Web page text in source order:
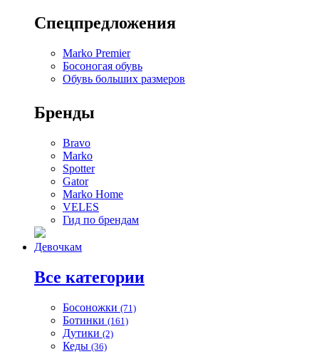
Спецпредложения
Marko Premier
Босоногая обувь
Обувь больших размеров
Бренды
Bravo
Marko
Spotter
Gator
Marko Home
VELES
Гид по брендам
Девочкам
Все категории
Босоножки (71)
Ботинки (161)
Дутики (2)
Кеды (36)